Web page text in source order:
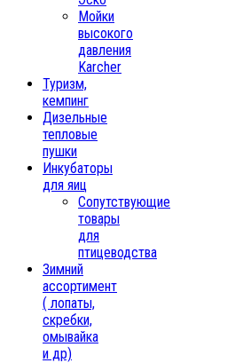
Мойки
высокого
давления
Karcher
Туризм,
кемпинг
Дизельные
тепловые
пушки
Инкубаторы
для яиц
Сопутствующие
товары
для
птицеводства
Зимний
ассортимент
( лопаты,
скребки,
омывайка
и др)